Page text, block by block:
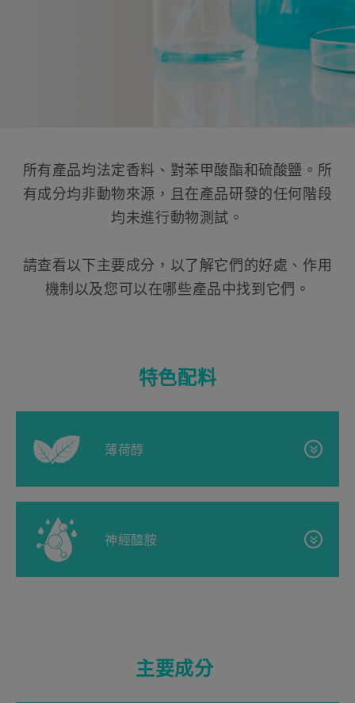
所有產品均法定香料、對苯甲酸酯和硫酸鹽。所
有成分均非動物來源，且在產品研發的任何階段
均未進行動物測試。
請查看以下主要成分，以了解它們的好處、作用
機制以及您可以在哪些產品中找到它們。
特色配料
薄荷醇
什麼是薄荷醇？
神經醯胺
神經醯胺是存在於我們皮膚最外層（角質層）的天然
脂質（脂肪），約佔皮膚脂質含量的50%。你可以把
主要成分